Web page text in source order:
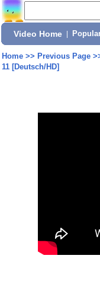
Video Home
Home>> Previous Page
11 [Deutsch/HD]